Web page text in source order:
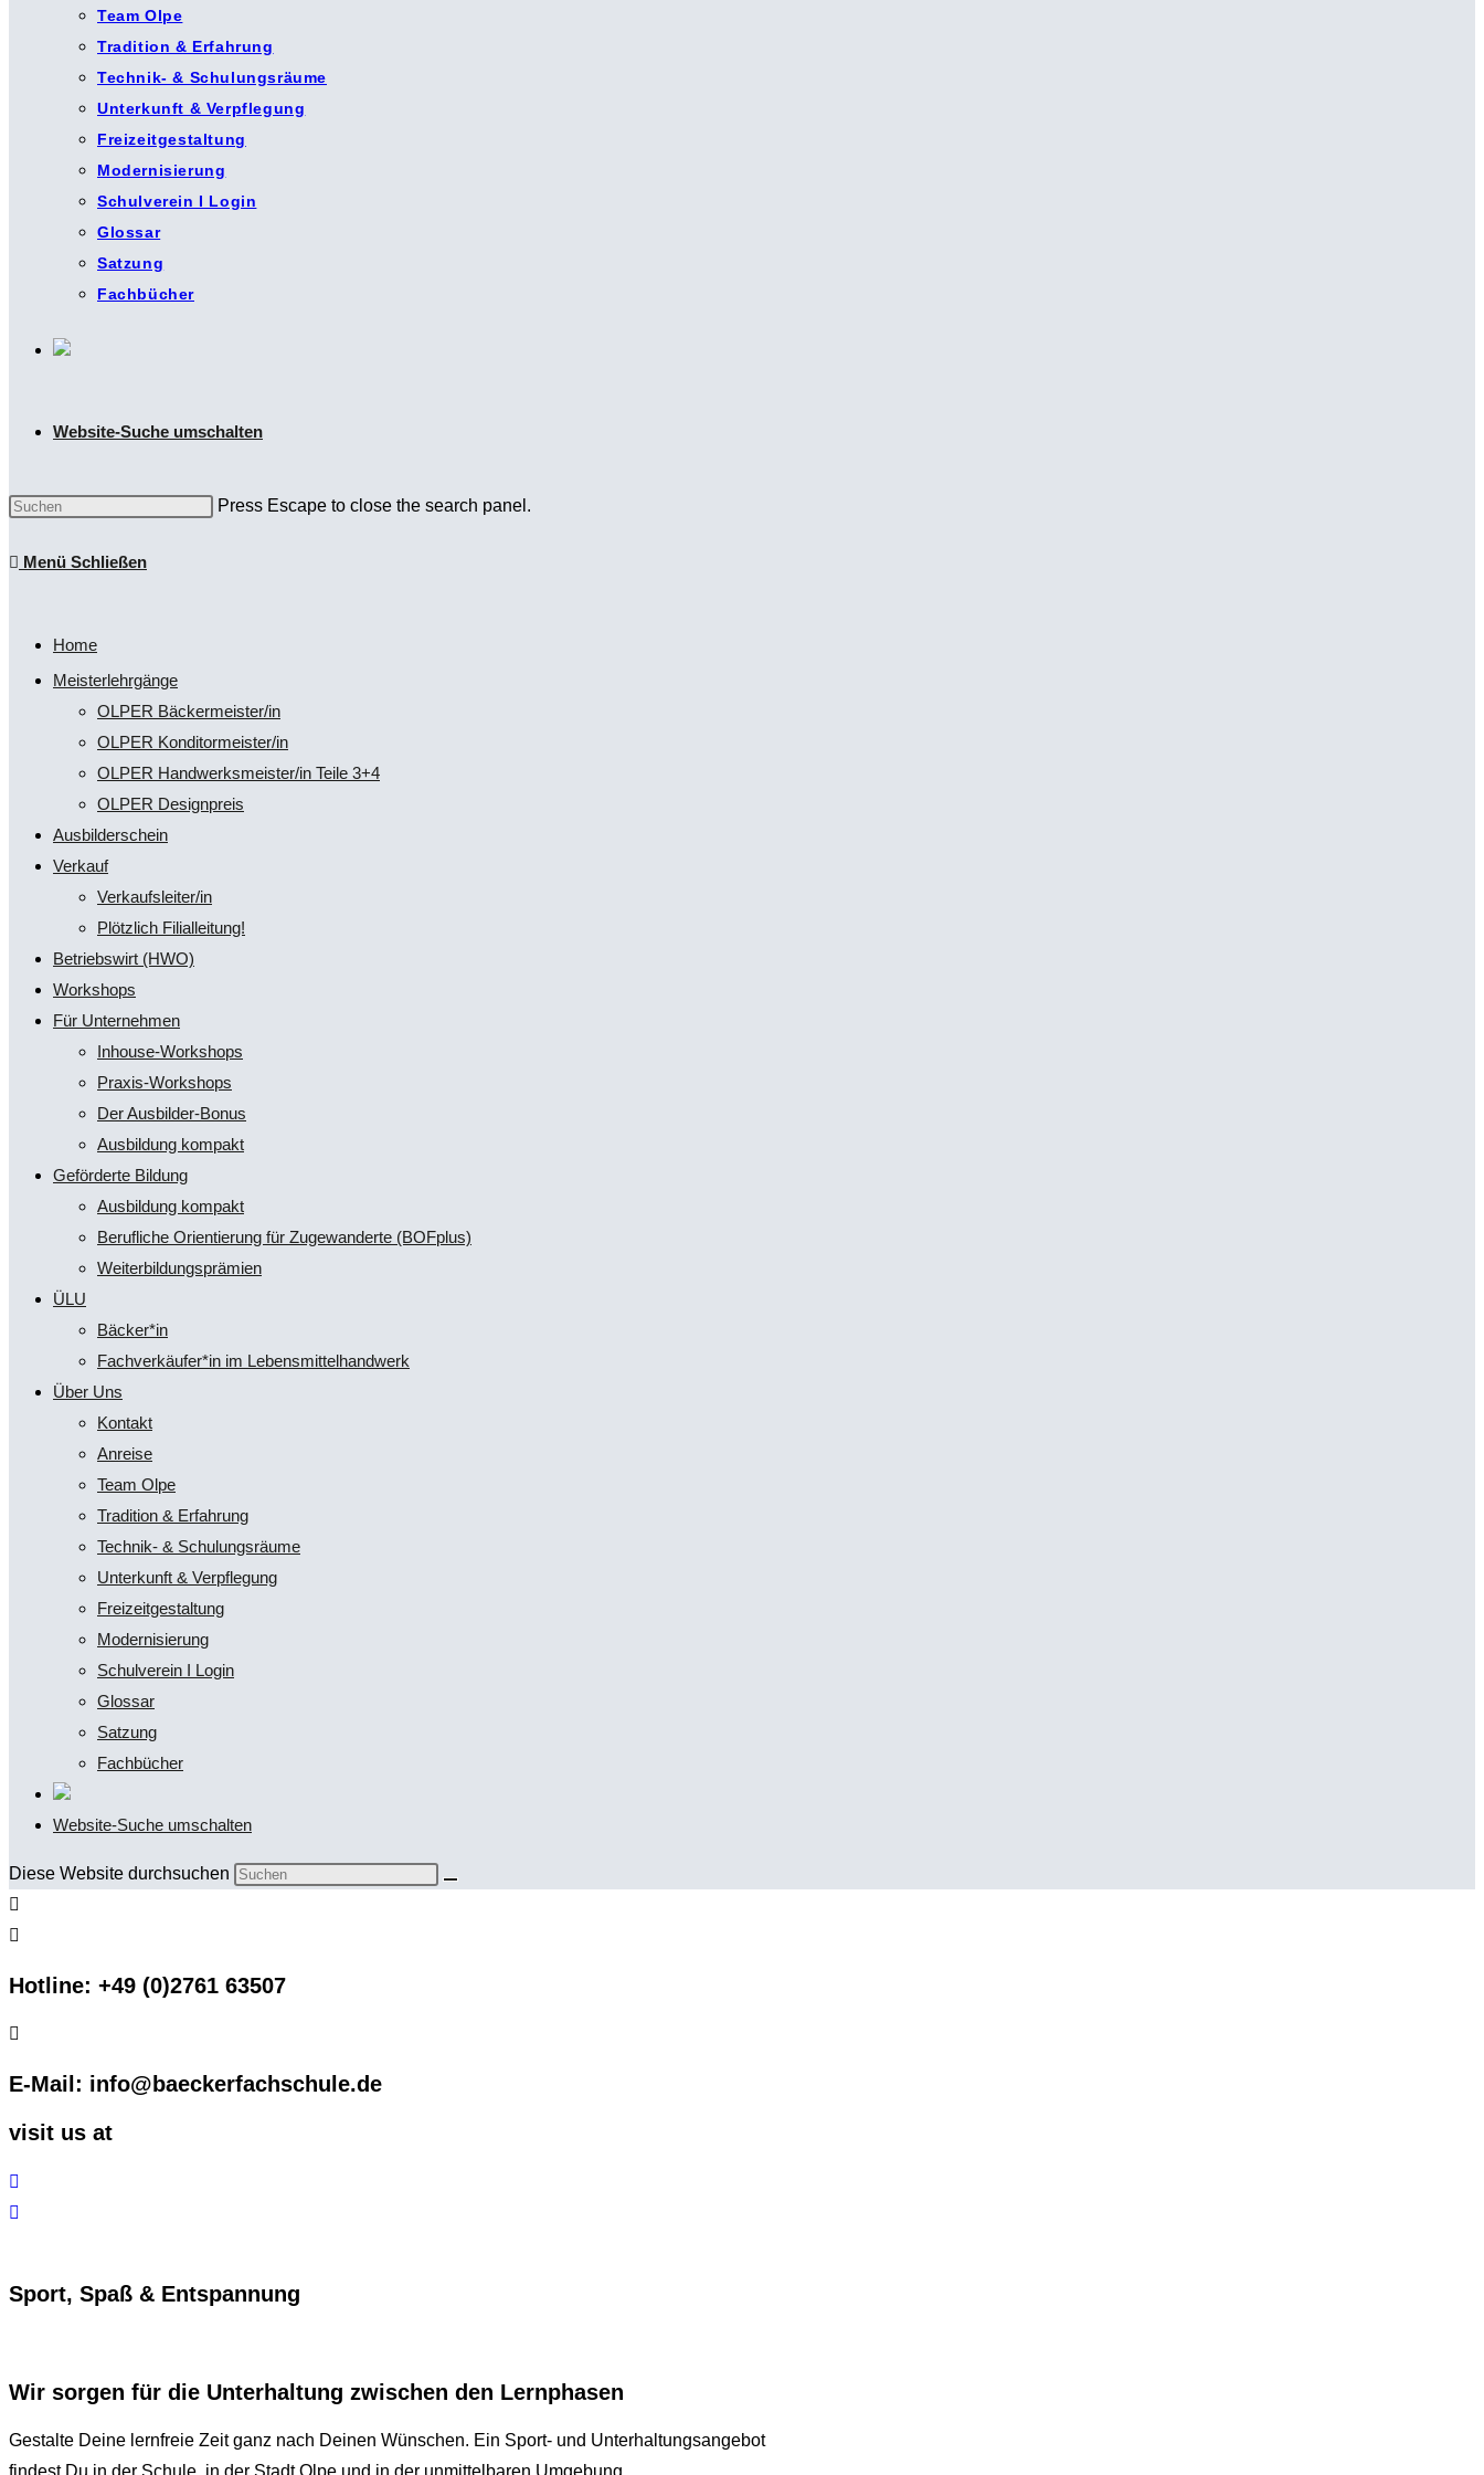
Team Olpe
Tradition & Erfahrung
Technik- & Schulungsräume
Unterkunft & Verpflegung
Freizeitgestaltung
Modernisierung
Schulverein I Login
Glossar
Satzung
Fachbücher
Website-Suche umschalten
Press Escape to close the search panel.
Menü Schließen
Home
Meisterlehrgänge
OLPER Bäckermeister/in
OLPER Konditormeister/in
OLPER Handwerksmeister/in Teile 3+4
OLPER Designpreis
Ausbilderschein
Verkauf
Verkaufsleiter/in
Plötzlich Filialleitung!
Betriebswirt (HWO)
Workshops
Für Unternehmen
Inhouse-Workshops
Praxis-Workshops
Der Ausbilder-Bonus
Ausbildung kompakt
Geförderte Bildung
Ausbildung kompakt
Berufliche Orientierung für Zugewanderte (BOFplus)
Weiterbildungsprämien
ÜLU
Bäcker*in
Fachverkäufer*in im Lebensmittelhandwerk
Über Uns
Kontakt
Anreise
Team Olpe
Tradition & Erfahrung
Technik- & Schulungsräume
Unterkunft & Verpflegung
Freizeitgestaltung
Modernisierung
Schulverein I Login
Glossar
Satzung
Fachbücher
Website-Suche umschalten
Diese Website durchsuchen
Hotline: +49 (0)2761 63507
E-Mail: info@baeckerfachschule.de
visit us at
Sport, Spaß & Entspannung
Wir sorgen für die Unterhaltung zwischen den Lernphasen
Gestalte Deine lernfreie Zeit ganz nach Deinen Wünschen. Ein Sport- und Unterhaltungsangebot